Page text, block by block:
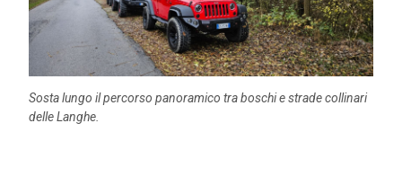
Sosta lungo il percorso panoramico tra boschi e strade collinari
delle Langhe.